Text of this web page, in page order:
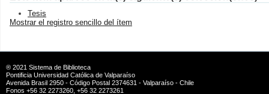
Tesis
Mostrar el registro sencillo del ítem
® 2021 Sistema de Biblioteca
Pontificia Universidad Católica de Valparaíso
Avenida Brasil 2950 - Código Postal 2374631 - Valparaíso - Chile
Fonos +56 32 2273260, +56 32 2273261